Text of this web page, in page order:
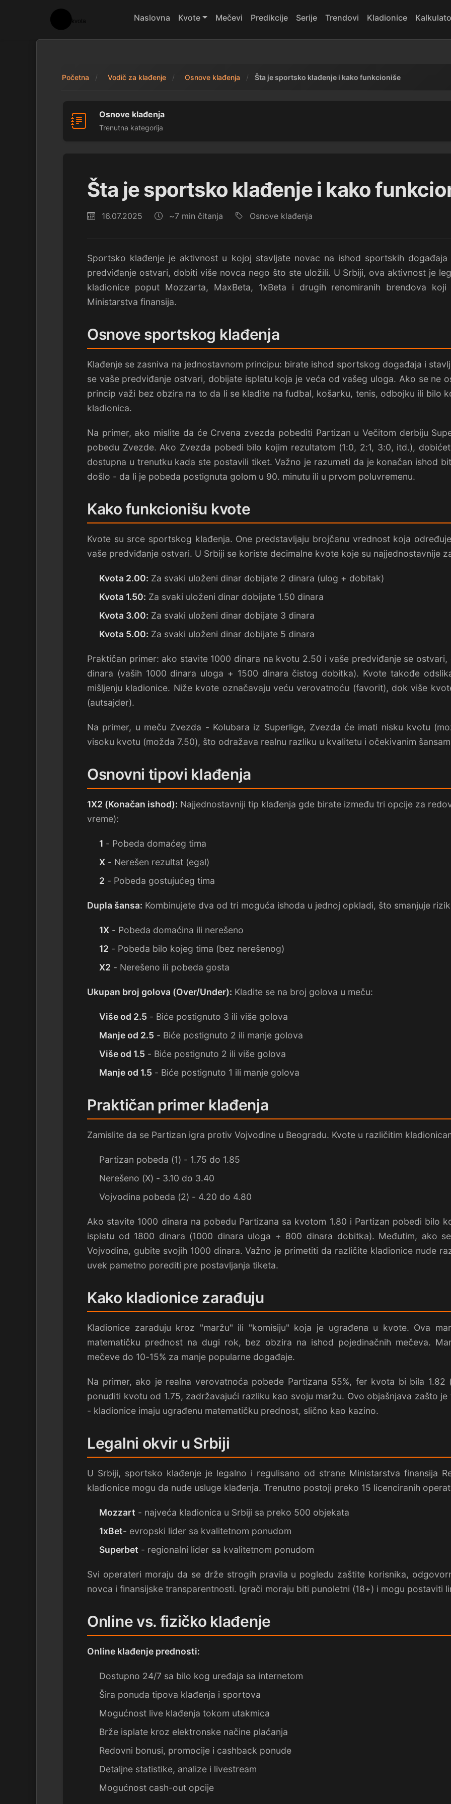
Naslovna Kvote Mečevi Predikcije Serije Trendovi Kladionice
Početna Vodič za klađenje Osnove klađenja Šta je sportsko klađenje i kako funkcioniše
Osnove klađenja
Trenutna kategorija
Šta je sportsko klađenje i kako
16.07.2025 ~7 min čitanja Osnove klađenja
Sportsko klađenje je aktivnost u kojoj stavljate novac na ishod sportskih
predviđanje ostvari, dobiti više novca nego što ste uložili. U Srbiji, ova aktivnost je
kladionice poput Mozzarta, MaxBeta, 1xBeta i drugih renomiranih brendova
Ministarstva finansija.
Osnove sportskog klađenja
Klađenje se zasniva na jednostavnom principu: birate ishod sportskog događaja i
se vaše predviđanje ostvari, dobijate isplatu koja je veća od vašeg uloga. Ako se ne
princip važi bez obzira na to da li se kladite na fudbal, košarku, tenis, odbojku ili bilo
kladionica.
Na primer, ako mislite da će Crvena zvezda pobediti Partizan u Večitom derbiju
pobedu Zvezde. Ako Zvezda pobedi bilo kojim rezultatom (1:0, 2:1, 3:0, itd.),
dostupna u trenutku kada ste postavili tiket. Važno je razumeti da je konačan ishod
došlo - da li je pobeda postignuta golom u 90. minutu ili u prvom poluvremenu.
Kako funkcionišu kvote
Kvote su srce sportskog klađenja. One predstavljaju brojčanu vrednost koja
vaše predviđanje ostvari. U Srbiji se koriste decimalne kvote koje su najjednostavnije
Kvota 2.00: Za svaki uloženi dinar dobijate 2 dinara (ulog + dobitak)
Kvota 1.50: Za svaki uloženi dinar dobijate 1.50 dinara
Kvota 3.00: Za svaki uloženi dinar dobijate 3 dinara
Kvota 5.00: Za svaki uloženi dinar dobijate 5 dinara
Praktičan primer: ako stavite 1000 dinara na kvotu 2.50 i vaše predviđanje se
dinara (vaših 1000 dinara uloga + 1500 dinara čistog dobitka). Kvote takođe
mišljenju kladionice. Niže kvote označavaju veću verovatnoću (favorit), dok više
(autsajder).
Na primer, u meču Zvezda - Kolubara iz Superlige, Zvezda će imati nisku kvotu
visoku kvotu (možda 7.50), što odražava realnu razliku u kvalitetu i očekivanim
Osnovni tipovi klađenja
1X2 (Konačan ishod): Najjednostavniji tip klađenja gde birate između tri opcije za
vreme):
1 - Pobeda domaćeg tima
X - Nerešen rezultat (egal)
2 - Pobeda gostujućeg tima
Dupla šansa: Kombinujete dva od tri moguća ishoda u jednoj opkladi, što smanjuje
1X - Pobeda domaćina ili nerešeno
12 - Pobeda bilo kojeg tima (bez nerešenog)
X2 - Nerešeno ili pobeda gosta
Ukupan broj golova (Over/Under): Kladite se na broj golova u meču:
Više od 2.5 - Biće postignuto 3 ili više golova
Manje od 2.5 - Biće postignuto 2 ili manje golova
Više od 1.5 - Biće postignuto 2 ili više golova
Manje od 1.5 - Biće postignuto 1 ili manje golova
Praktičan primer klađenja
Zamislite da se Partizan igra protiv Vojvodine u Beogradu. Kvote u različitim
Partizan pobeda (1) - 1.75 do 1.85
Nerešeno (X) - 3.10 do 3.40
Vojvodina pobeda (2) - 4.20 do 4.80
Ako stavite 1000 dinara na pobedu Partizana sa kvotom 1.80 i Partizan pobedi bilo
isplatu od 1800 dinara (1000 dinara uloga + 800 dinara dobitka). Međutim, ako
Vojvodina, gubite svojih 1000 dinara. Važno je primetiti da različite kladionice nude
uvek pametno porediti pre postavljanja tiketa.
Kako kladionice zarađuju
Kladionice zaraduju kroz "maržu" ili "komisiju" koja je ugrađena u kvote. Ova
matematičku prednost na dugi rok, bez obzira na ishod pojedinačnih mečeva.
mečeve do 10-15% za manje popularne događaje.
Na primer, ako je realna verovatnoća pobede Partizana 55%, fer kvota bi bila 1.82
ponuditi kvotu od 1.75, zadržavajući razliku kao svoju maržu. Ovo objašnjava zašto
- kladionice imaju ugrađenu matematičku prednost, slično kao kazino.
Legalni okvir u Srbiji
U Srbiji, sportsko klađenje je legalno i regulisano od strane Ministarstva finansija
kladionice mogu da nude usluge klađenja. Trenutno postoji preko 15 licenciranih
Mozzart - najveća kladionica u Srbiji sa preko 500 objekata
1xBet- evropski lider sa kvalitetnom ponudom
Superbet - regionalni lider sa kvalitetnom ponudom
Svi operateri moraju da se drže strogih pravila u pogledu zaštite korisnika,
novca i finansijske transparentnosti. Igrači moraju biti punoletni (18+) i mogu postaviti
Online vs. fizičko klađenje
Online klađenje prednosti:
Dostupno 24/7 sa bilo kog uređaja sa internetom
Šira ponuda tipova klađenja i sportova
Mogućnost live klađenja tokom utakmica
Brže isplate kroz elektronske načine plaćanja
Redovni bonusi, promocije i cashback ponude
Detaljne statistike, analize i livestream
Mogućnost cash-out opcije